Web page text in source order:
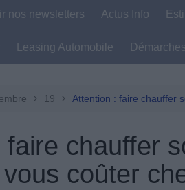
nos newsletters Actus Info
Leasing Automobile
Permis De
19 Attention : faire chauffer
chauffer
coûter